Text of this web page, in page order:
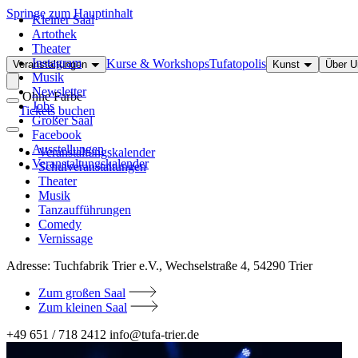
Springe zum Hauptinhalt
Veranstaltungen Kurse & WorkshopsTufatopolis Kunst Über
Ohne Farbe
Tickets buchen
Veranstaltungskalender
Schulveranstaltungen
Theater
Musik
Tanzaufführungen
Comedy
Vernissage
Adresse: Tuchfabrik Trier e.V., Wechselstraße 4, 54290 Trier
Zum großen Saal
Zum kleinen Saal
+49 651 / 718 2412 info@tufa-trier.de
Kleiner Saal
Artothek
Theater
Instagram
Musik
Newsletter
Jobs
Großer Saal
Facebook
Ausstellungen
Veranstaltungskalender